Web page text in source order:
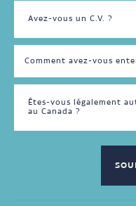
Avez-vous un C.V. ?
Êtes-vous légalement
au Canada ?